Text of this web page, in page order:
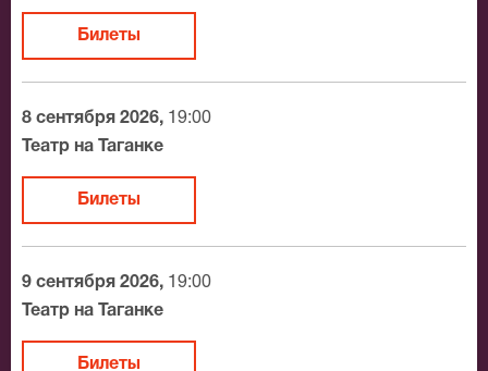
Банковской картой
Наличными
Яндекс.Деньги
Qiwi
BitCoin
На нашем сайте всегда большой выбор билетов в
разные категории зрительного зала Театр на Таганке.
Если не удалось найти нужные билеты на Шестеро
обязательно подберем Вам лучшие места по
Билеты
8 сентября 2026, 19:00
Театр на Таганке
Билеты
9 сентября 2026, 19:00
Театр на Таганке
Билеты